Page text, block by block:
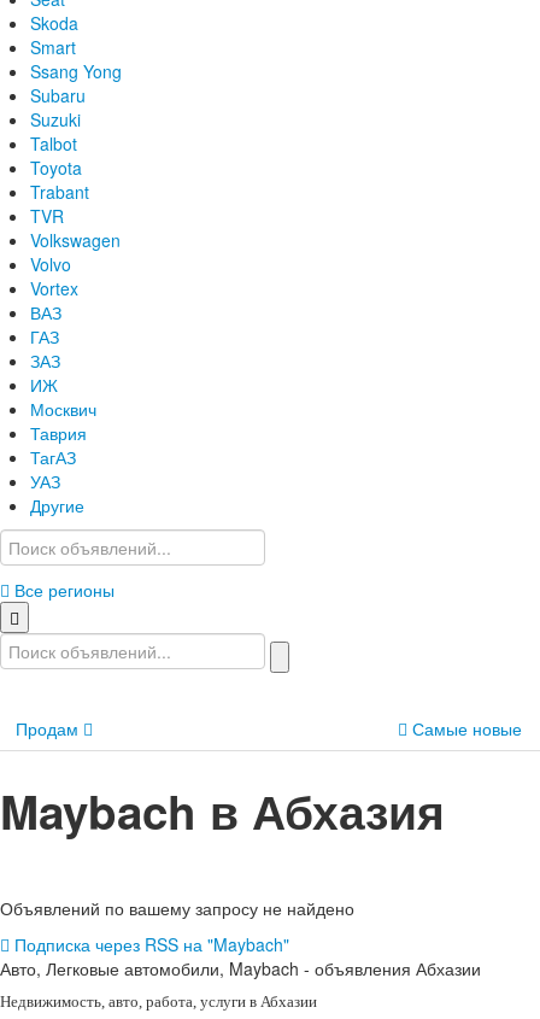
Skoda
Smart
Ssang Yong
Subaru
Suzuki
Talbot
Toyota
Trabant
TVR
Volkswagen
Volvo
Vortex
ВАЗ
ГАЗ
ЗАЗ
ИЖ
Москвич
Таврия
ТагАЗ
УАЗ
Другие
Все регионы
Продам Самые новые
Maybach в Абхазия
Объявлений по вашему запросу не найдено
Подписка через RSS на "Maybach"
Авто, Легковые автомобили, Maybach - объявления Абхазии
Недвижимость, авто, работа, услуги в Абхазии